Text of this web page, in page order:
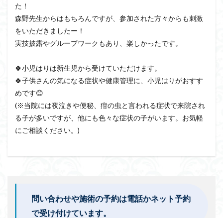
た！⁡
森野先生からはもちろんですが、参加された方々からも刺激
をいただきましたー！⁡
実技披露やグループワークもあり、楽しかったです。⁡
🍀小児はりは新生児から受けていただけます。⁡
🍀子供さんの気になる症状や健康管理に、小児はりがおすす
めです😊⁡
(※当院には夜泣きや便秘、疳の虫と言われる症状で来院され
る子が多いですが、他にも色々な症状の子がいます。お気軽
にご相談ください。)⁡
問い合わせや施術の予約は電話かネット予約
で受け付けています。